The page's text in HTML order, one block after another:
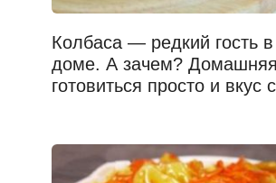
Колбаса — редкий гость
доме. А зачем? Домашняя
готовиться просто и вкус